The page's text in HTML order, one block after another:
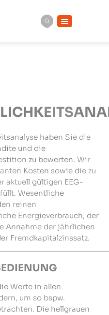
haben Sie die
und die
zu bewerten. Wir
Kosten sowie die zu
aktuell gültigen EEG-
Wesentliche
reinen
Energieverbrauch, der
Annahme der jährlichen
Fremdkapitalzinssatz.
Werte in allen
um so bspw.
Die hellgrauen